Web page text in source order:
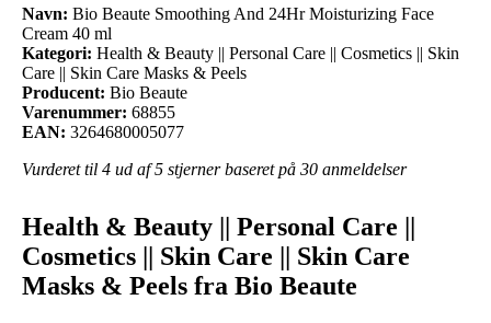
Navn: Bio Beaute Smoothing And 24Hr Moisturizing Face
Cream 40 ml
Kategori: Health & Beauty || Personal Care || Cosmetics || Skin
Care || Skin Care Masks & Peels
Producent: Bio Beaute
Varenummer: 68855
EAN: 3264680005077
Vurderet til 4 ud af 5 stjerner baseret på 30 anmeldelser
Health & Beauty || Personal Care ||
Cosmetics || Skin Care || Skin Care
Masks & Peels fra Bio Beaute